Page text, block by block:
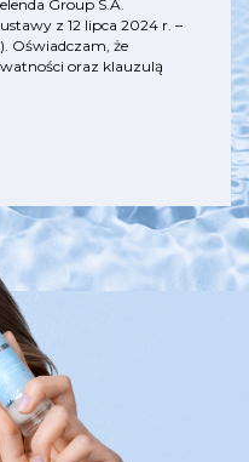
Group S.A.
z 12 lipca 2024 r. –
Oświadczam, że
oraz klauzulą